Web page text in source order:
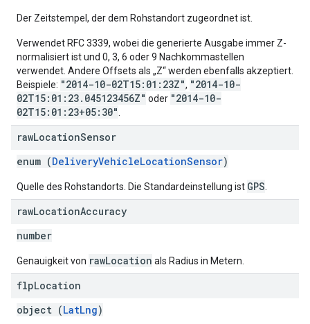
Der Zeitstempel, der dem Rohstandort zugeordnet ist.
Verwendet RFC 3339, wobei die generierte Ausgabe immer Z-
normalisiert ist und 0, 3, 6 oder 9 Nachkommastellen
verwendet. Andere Offsets als „Z“ werden ebenfalls akzeptiert.
Beispiele: "2014-10-02T15:01:23Z", "2014-10-
02T15:01:23.045123456Z" oder "2014-10-
02T15:01:23+05:30"
rawLocationSensor
enum (DeliveryVehicleLocationSensor)
Quelle des Rohstandorts. Die Standardeinstellung ist GPS
rawLocationAccuracy
number
Genauigkeit von rawLocation als Radius in Metern.
flpLocation
object (LatLng)